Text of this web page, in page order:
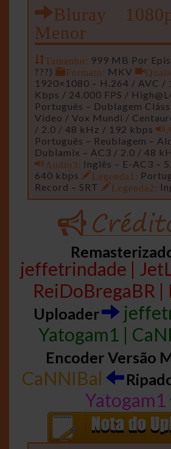
Bluray
Menor
Tamanho: 999 MB Por
???)
Formato: MKV
1920×1080 – H.264 / AVC /
Kbps / 24.000 FPS /
Português – Dublagem
Video / Vox Mundi /
/ 2.0 / 48 kHz / 192 kbps
Português – Reublagem –
Dublamix – AC3 / 2.0 / 48
Audio3: Inglês – E-AC3 –
640 kbps
Legenda1:
Record – SRT
Legenda2:
jeffetrindade |
ReiDoBregaBR |
Uploader
Yatogam1 |
Encoder Versão
CaNNIBal
Yatogam1